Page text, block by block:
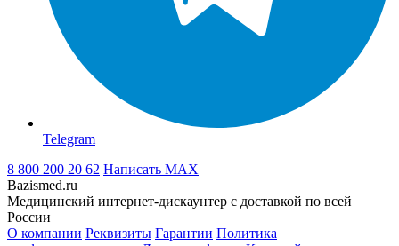
Telegram
8 800 200 20 62 Написать MAX
Bazismed.ru
Медицинский интернет-дискаунтер с доставкой по всей
России
О компании Реквизиты Гарантии Политика